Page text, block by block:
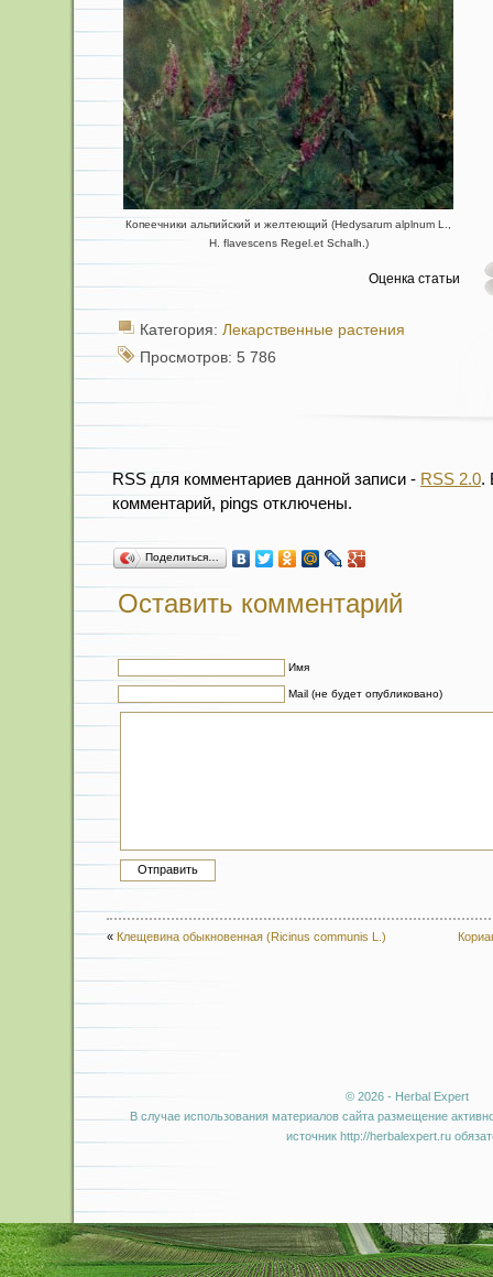
Копеечники альпийский и желтеющий (Hedysarum alplnum L.,
Н. flavescens Regel.et Schalh.)
Оценка статьи
Категория: Лекарственные растения
Просмотров: 5 786
RSS для комментариев данной записи - RSS 2.0.
комментарий, pings отключены.
Поделиться…
Оставить комментарий
Имя
Mail (не будет опубликовано)
« Клещевина обыкновенная (Ricinus communis L.)
© 2026 - Herbal Expert
В случае использования материалов сайта размещение
источник http://herbalexpert.ru